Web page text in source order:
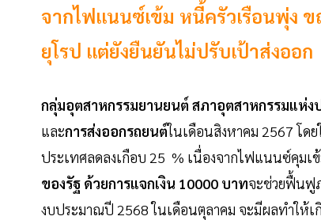
จากไฟแนนซ์เข้ม หนี้ครัวเรือนพุ่ง
ยุโรป แต่ยังยืนยันไม่ปรับเป้าส่งออก
กลุ่มอุตสาหกรรมยานยนต์ สภาอุตสาหกรรมแห่ง
และการส่งออกรถยนต์ในเดือนสิงหาคม 2567 โด
ประเทศลดลงเกือบ 25 % เนื่องจากไฟแนนซ์คุมเ
ของรัฐ ด้วยการแจกเงิน 10000 บาทจะช่วยฟื้นฟู
งบประมาณปี 2568 ในเดือนตุลาคม จะมีผลทำให้เ